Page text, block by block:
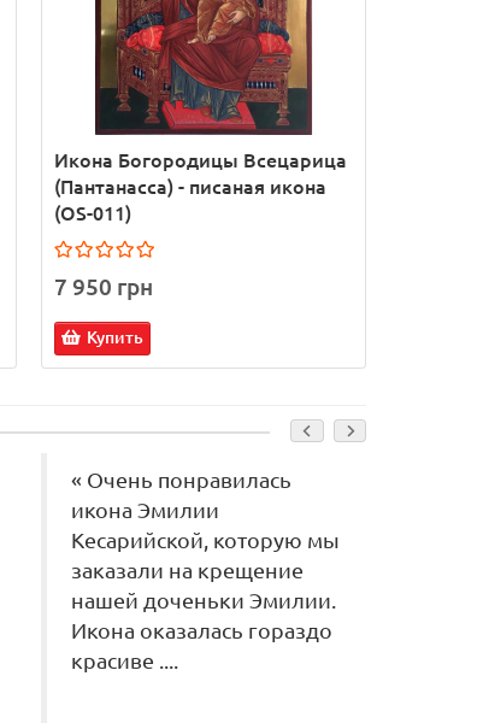
Икона Богородицы Всецарица
(Пантанасса) - писаная икона
(OS-011)
7 950 грн
Купить
« Очень понравилась
икона Эмилии
Кесарийской, которую мы
заказали на крещение
нашей доченьки Эмилии.
Икона оказалась гораздо
красиве ....